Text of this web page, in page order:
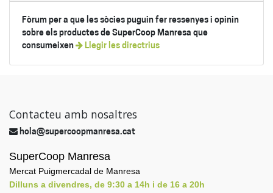
Fòrum per a que les sòcies puguin fer ressenyes i opinin
sobre els productes de SuperCoop Manresa que
consumeixen
Llegir les directrius
Contacteu amb nosaltres
hola@supercoopmanresa.cat
SuperCoop Manresa
Mercat Puigmercadal de Manresa
Dilluns a divendres, de 9:30 a 14h i de 16 a 20h